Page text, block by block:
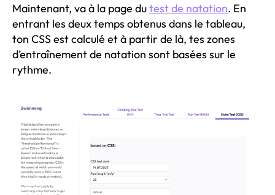
Maintenant, va à la page dutest de natation. En
entrant les deux temps obtenus dans le tableau,
ton CSS est calculé et à partir de là, tes zones
d’entraînement de natation sont basées sur le
rythme.